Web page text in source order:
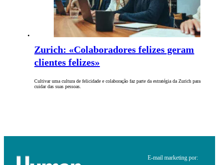
Zurich: «Colaboradores felizes geram
clientes felizes»
Cultivar uma cultura de felicidade e colaboração faz parte da estratégia da Zurich para
cuidar das suas pessoas.
E-mail marketing por: